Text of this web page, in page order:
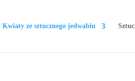
Kwiaty ze sztucznego jedwabiu